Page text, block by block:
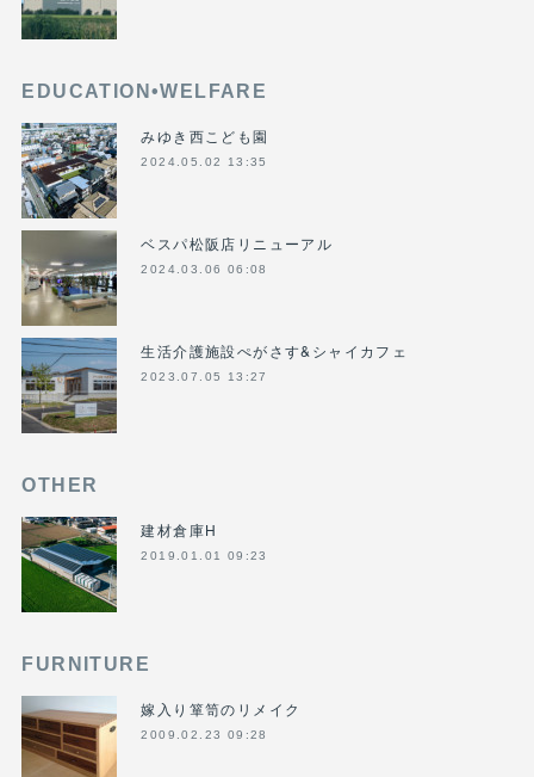
EDUCATION•WELFARE
みゆき西こども園
2024.05.02 13:35
ベスパ松阪店リニューアル
2024.03.06 06:08
生活介護施設ぺがさす&シャイカフェ
2023.07.05 13:27
OTHER
建材倉庫H
2019.01.01 09:23
FURNITURE
嫁入り箪笥のリメイク
2009.02.23 09:28